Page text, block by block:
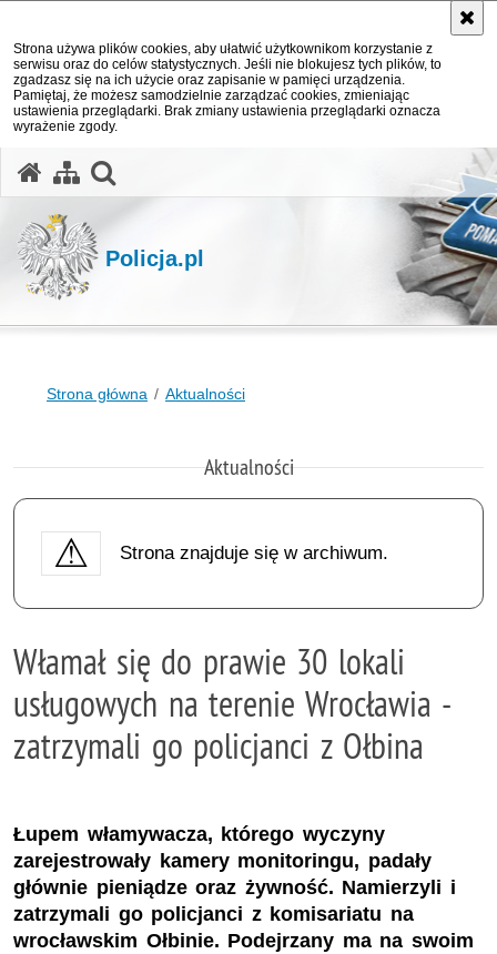
Strona używa plików cookies, aby ułatwić użytkownikom korzystanie z
serwisu oraz do celów statystycznych. Jeśli nie blokujesz tych plików, to
zgadzasz się na ich użycie oraz zapisanie w pamięci urządzenia.
Pamiętaj, że możesz samodzielnie zarządzać cookies, zmieniając
ustawienia przeglądarki. Brak zmiany ustawienia przeglądarki oznacza
wyrażenie zgody.
Policja.pl
Strona główna Aktualności
Aktualności
Strona znajduje się w archiwum.
Włamał się do prawie 30 lokali
usługowych na terenie Wrocławia -
zatrzymali go policjanci z Ołbina
Łupem włamywacza, którego wyczyny
zarejestrowały kamery monitoringu, padały
głównie pieniądze oraz żywność. Namierzyli i
zatrzymali go policjanci z komisariatu na
wrocławskim Ołbinie. Podejrzany ma na swoim